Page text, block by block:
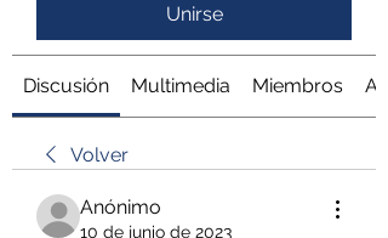
Unirse
Discusión Multimedia Miembros
Volver
Anónimo
10 de junio de 2023